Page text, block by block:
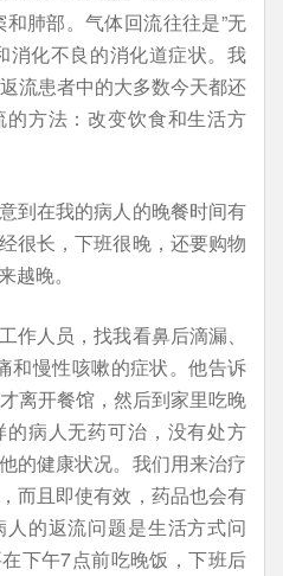
肺部。气体回流往往是”无
消化不良的消化道症状。我
流患者中的大多数今天都还
方法：改变饮食和生活方
到在我的病人的晚餐时间有
很长，下班很晚，还要购物
越晚。
作人员，找我看鼻后滴漏、
和慢性咳嗽的症状。他告诉
离开餐馆，然后到家里吃晚
病人无药可治，没有处方
的健康状况。我们用来治疗
而且即使有效，药品也会有
的返流问题是生活方式问
下午7点前吃晚饭，下班后